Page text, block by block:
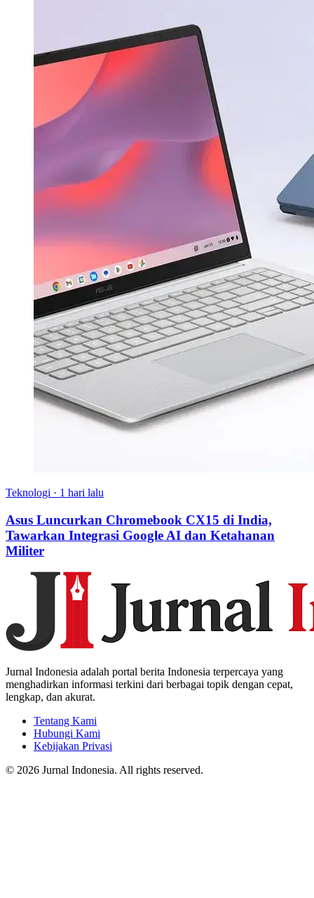
Teknologi · 1 hari lalu
Asus Luncurkan Chromebook CX15 di India,
Tawarkan Integrasi Google AI dan Ketahanan
Militer
Jurnal Indonesia adalah portal berita Indonesia terpercaya yang
menghadirkan informasi terkini dari berbagai topik dengan cepat,
lengkap, dan akurat.
Tentang Kami
Hubungi Kami
Kebijakan Privasi
© 2026 Jurnal Indonesia. All rights reserved.